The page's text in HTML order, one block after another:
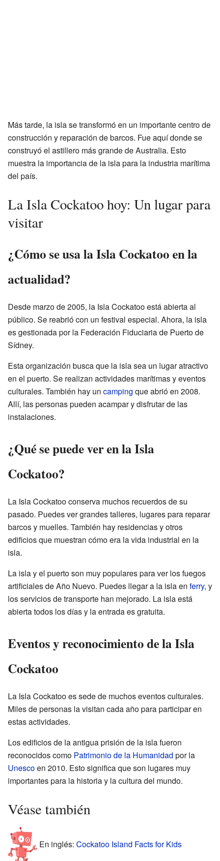
Más tarde, la isla se transformó en un importante centro de
construcción y reparación de barcos. Fue aquí donde se
construyó el astillero más grande de Australia. Esto
muestra la importancia de la isla para la industria marítima
del país.
La Isla Cockatoo hoy: Un lugar para
visitar
¿Cómo se usa la Isla Cockatoo en la
actualidad?
Desde marzo de 2005, la Isla Cockatoo está abierta al
público. Se reabrió con un festival especial. Ahora, la isla
es gestionada por la Federación Fiduciaria de Puerto de
Sídney.
Esta organización busca que la isla sea un lugar atractivo
en el puerto. Se realizan actividades marítimas y eventos
culturales. También hay un camping que abrió en 2008.
Allí, las personas pueden acampar y disfrutar de las
instalaciones.
¿Qué se puede ver en la Isla
Cockatoo?
La Isla Cockatoo conserva muchos recuerdos de su
pasado. Puedes ver grandes talleres, lugares para reparar
barcos y muelles. También hay residencias y otros
edificios que muestran cómo era la vida industrial en la
isla.
La isla y el puerto son muy populares para ver los fuegos
artificiales de Año Nuevo. Puedes llegar a la isla en ferry, y
los servicios de transporte han mejorado. La isla está
abierta todos los días y la entrada es gratuita.
Eventos y reconocimiento de la Isla
Cockatoo
La Isla Cockatoo es sede de muchos eventos culturales.
Miles de personas la visitan cada año para participar en
estas actividades.
Los edificios de la antigua prisión de la isla fueron
reconocidos como Patrimonio de la Humanidad por la
Unescoen 2010. Esto significa que son lugares muy
importantes para la historia y la cultura del mundo.
Véase también
En inglés: Cockatoo Island Facts for Kids